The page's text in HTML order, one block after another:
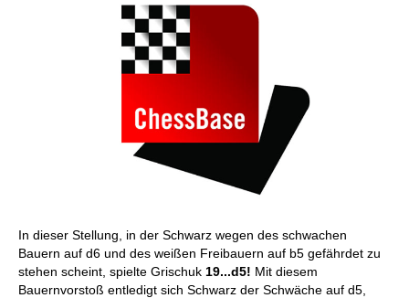
In dieser Stellung, in der Schwarz wegen des schwachen
Bauern auf d6 und des weißen Freibauern auf b5 gefährdet zu
stehen scheint, spielte Grischuk 19...d5! Mit diesem
Bauernvorstoß entledigt sich Schwarz der Schwäche auf d5,